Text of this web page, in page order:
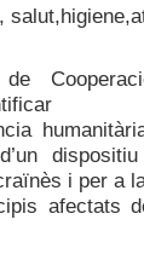
salut,higiene,
i per a
afectats